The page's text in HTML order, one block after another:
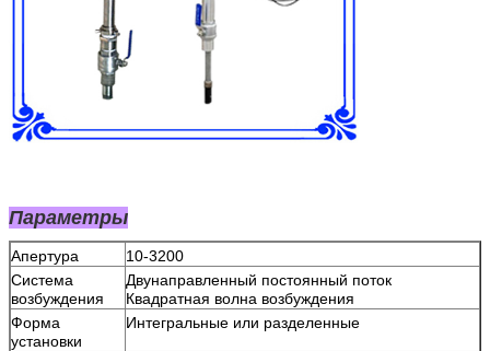
Параметры
Апертура
10-3200
Система
возбуждения
Двунаправленный постоянный поток
Квадратная волна возбуждения
Форма
установки
Интегральные или разделенные